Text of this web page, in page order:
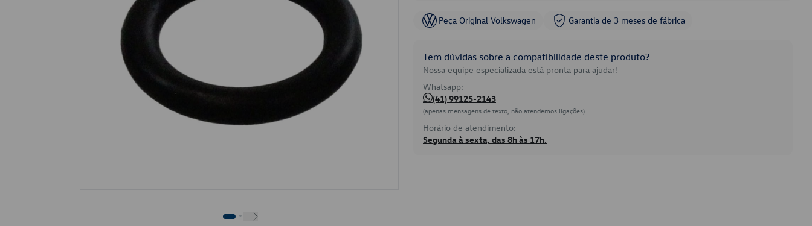
Peça Original Volkswagen Garantia de 3 meses de fábrica
Tem dúvidas sobre a compatibilidade deste produto?
Nossa equipe especializada está pronta para ajudar!
Whatsapp:
(41) 99125-2143
(apenas mensagens de texto, não atendemos ligações)
Horário de atendimento:
Segunda à sexta, das 8h às 17h.